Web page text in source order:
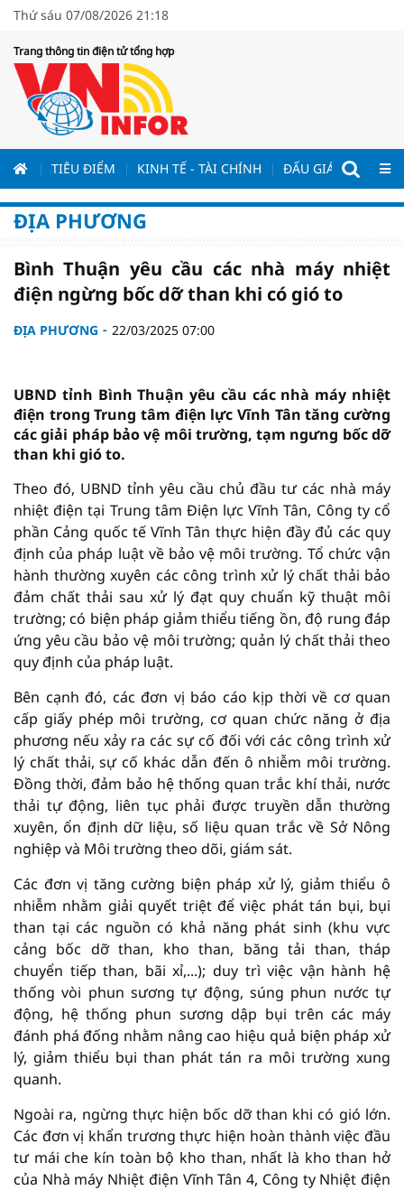
Thứ sáu 07/08/2026 21:18
Trang thông tin điện tử tổng hợp
TIÊU ĐIỂM KINH TẾ - TÀI CHÍNH ĐẤU GIÁ - ĐẤU
ĐỊA PHƯƠNG
Bình Thuận yêu cầu các nhà máy nhiệt
điện ngừng bốc dỡ than khi có gió to
ĐỊA PHƯƠNG 22/03/2025 07:00
UBND tỉnh Bình Thuận yêu cầu các nhà máy nhiệt
điện trong Trung tâm điện lực Vĩnh Tân tăng cường
các giải pháp bảo vệ môi trường, tạm ngưng bốc dỡ
than khi gió to.
Theo đó, UBND tỉnh yêu cầu chủ đầu tư các nhà máy
nhiệt điện tại Trung tâm Điện lực Vĩnh Tân, Công ty cổ
phần Cảng quốc tế Vĩnh Tân thực hiện đầy đủ các quy
định của pháp luật về bảo vệ môi trường. Tổ chức vận
hành thường xuyên các công trình xử lý chất thải bảo
đảm chất thải sau xử lý đạt quy chuẩn kỹ thuật môi
trường; có biện pháp giảm thiểu tiếng ồn, độ rung đáp
ứng yêu cầu bảo vệ môi trường; quản lý chất thải theo
quy định của pháp luật.
Bên cạnh đó, các đơn vị báo cáo kịp thời về cơ quan
cấp giấy phép môi trường, cơ quan chức năng ở địa
phương nếu xảy ra các sự cố đối với các công trình xử
lý chất thải, sự cố khác dẫn đến ô nhiễm môi trường.
Đồng thời, đảm bảo hệ thống quan trắc khí thải, nước
thải tự động, liên tục phải được truyền dẫn thường
xuyên, ổn định dữ liệu, số liệu quan trắc về Sở Nông
nghiệp và Môi trường theo dõi, giám sát.
Các đơn vị tăng cường biện pháp xử lý, giảm thiểu ô
nhiễm nhằm giải quyết triệt để việc phát tán bụi, bụi
than tại các nguồn có khả năng phát sinh (khu vực
cảng bốc dỡ than, kho than, băng tải than, tháp
chuyển tiếp than, bãi xỉ,...); duy trì việc vận hành hệ
thống vòi phun sương tự động, súng phun nước tự
động, hệ thống phun sương dập bụi trên các máy
đánh phá đống nhằm nâng cao hiệu quả biện pháp xử
lý, giảm thiểu bụi than phát tán ra môi trường xung
quanh.
Ngoài ra, ngừng thực hiện bốc dỡ than khi có gió lớn.
Các đơn vị khẩn trương thực hiện hoàn thành việc đầu
tư mái che kín toàn bộ kho than, nhất là kho than hở
của Nhà máy Nhiệt điện Vĩnh Tân 4, Công ty Nhiệt điện